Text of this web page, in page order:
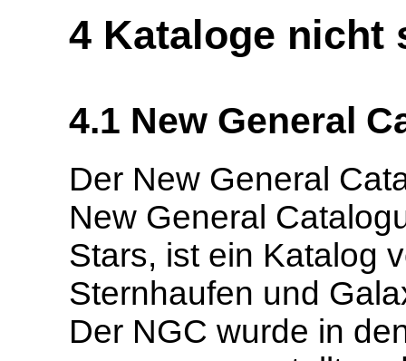
4 Kataloge nicht
4.1 New General
Der New General
New General
Stars, ist ein Katalog
Sternhaufen und
Der NGC wurde in